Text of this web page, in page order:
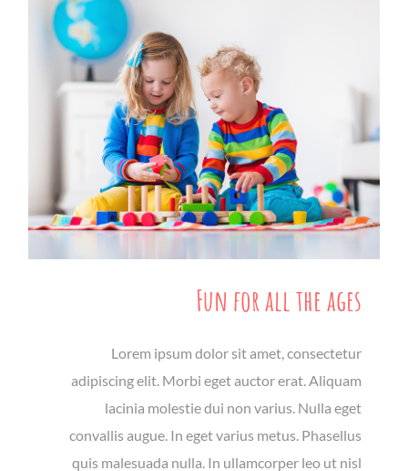
Fun for all the ages
Lorem ipsum dolor sit amet, consectetur
adipiscing elit. Morbi eget auctor erat. Aliquam
lacinia molestie dui non varius. Nulla eget
convallis augue. In eget varius metus. Phasellus
quis malesuada nulla. In ullamcorper leo ut nisl